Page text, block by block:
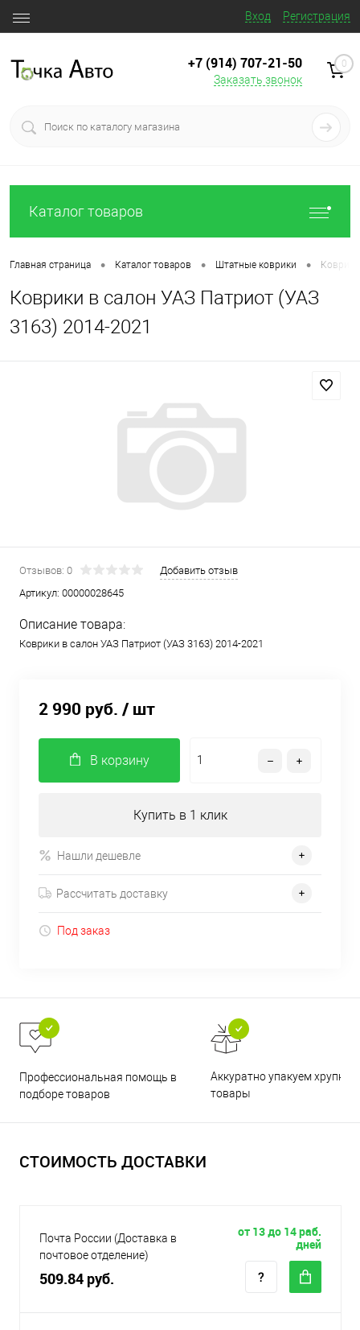
Вход Регистрация
+7 (914) 707‒21‒50
Заказать звонок
0
Каталог товаров
Главная страница • Каталог товаров • Штатные коврики •
Коврики в салон УАЗ Патриот (УАЗ
3163) 2014-2021
Отзывов: 0
Добавить отзыв
Артикул: 00000028645
Описание товара:
Коврики в салон УАЗ Патриот (УАЗ 3163) 2014-2021
2 990 руб. / шт
В корзину
Купить в 1 клик
Нашли дешевле
Рассчитать доставку
Под заказ
Профессиональная помощь в
подборе товаров
Аккуратно упакуем хрупкие
товары
СТОИМОСТЬ ДОСТАВКИ
Почта России (Доставка в
почтовое отделение)
509.84 руб.
от 13 до 14 раб.
дней